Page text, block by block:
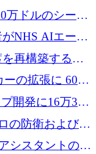
万ドルのシード
トフォームを
NHS AIエージ
ンドを調達
再構築するた
ーの拡張に 600
開発に16万3千
の防衛および二
を立ち上げる
シスタントの拡